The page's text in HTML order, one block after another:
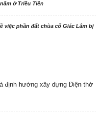
ở Triều Tiên
việc phần đất chùa cổ Giác Lâm bị
định hướng xây dựng Điện thờ